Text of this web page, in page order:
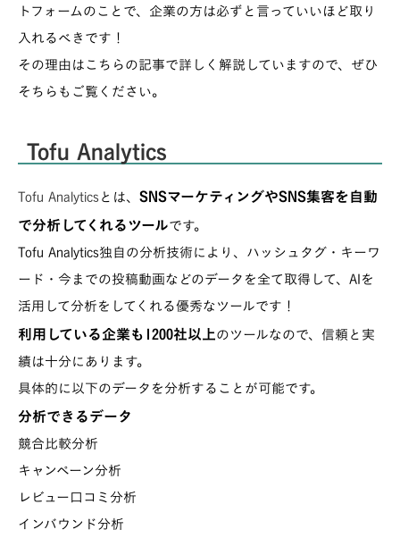
トフォームのことで、企業の方は必ずと言っていいほど取り
入れるべきです！
その理由はこちらの記事で詳しく解説していますので、ぜひ
そちらもご覧ください。
Tofu Analytics
Tofu Analyticsとは、 SNSマーケティングやSNS集客を自動
で分析してくれるツールです。
Tofu Analytics独自の分析技術により、ハッシュタグ・キーワ
ード・今までの投稿動画などのデータを全て取得して、AIを
活用して分析をしてくれる優秀なツールです！
利用している企業も1200社以上のツールなので、信頼と実
績は十分にあります。
具体的に以下のデータを分析することが可能です。
分析できるデータ
競合比較分析
キャンペーン分析
レビュー口コミ分析
インバウンド分析